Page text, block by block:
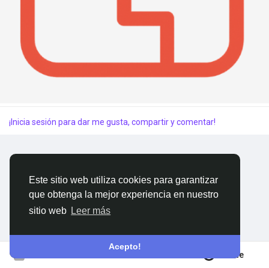
Este sitio web utiliza cookies para garantizar
que obtenga la mejor experiencia en nuestro
sitio web Leer más
Acepto!
Únete
Proveedores que sigo
Colaboraciones
Buscador MundoReformas
¡Inicia sesión para dar me gusta, compartir y comentar!